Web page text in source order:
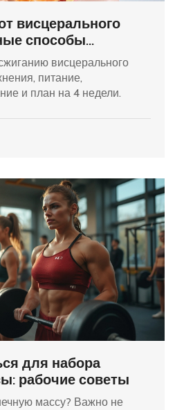
висцерального
способы
висцерального
питание,
и план на 4 недели.
для набора
рабочие советы
массу? Важно не